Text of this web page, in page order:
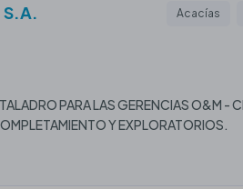
Acacías
PARA LAS GERENCIAS O&M -
Y EXPLORATORIOS.